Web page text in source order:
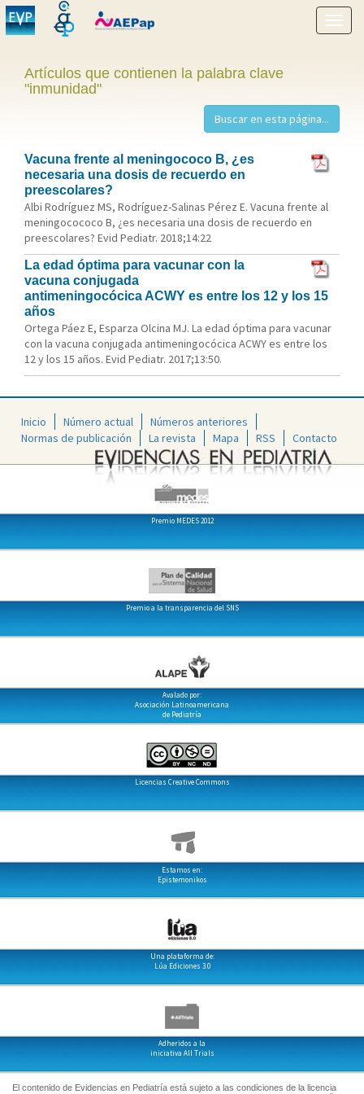
menú
Artículos que contienen la palabra clave
"inmunidad"
Vacuna frente al meningococo B, ¿es
necesaria una dosis de recuerdo en
preescolares?
Albi Rodríguez MS, Rodríguez-Salinas Pérez E. Vacuna frente al
meningocococo B, ¿es necesaria una dosis de recuerdo en
preescolares? Evid Pediatr. 2018;14:22
La edad óptima para vacunar con la
vacuna conjugada
antimeningocócica ACWY es entre los 12 y los 15
años
Ortega Páez E, Esparza Olcina MJ. La edad óptima para vacunar
con la vacuna conjugada antimeningocócica ACWY es entre los
12 y los 15 años. Evid Pediatr. 2017;13:50.
Inicio Número actual
Números anteriores
Normas de publicación
La revista Mapa RSS Contacto
Premio MEDES 2012
Premio a la transparencia del SNS
Avalado por:
Asociación Latinoamericana
de Pediatría
Licencias Creative Commons
Estamos en:
Epistemonikos
Una plataforma de:
Lúa Ediciones 3.0
Adheridos a la
iniciativa All Trials
El contenido de Evidencias en Pediatría está sujeto a las condiciones de la licencia